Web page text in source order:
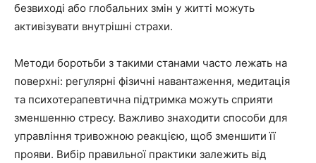
безвиході або глобальних змін у житті можуть
активізувати внутрішні страхи.
Методи боротьби з такими станами часто лежать на
поверхні: регулярні фізичні навантаження, медитація
та психотерапевтична підтримка можуть сприяти
зменшенню стресу. Важливо знаходити способи для
управління тривожною реакцією, щоб зменшити її
прояви. Вибір правильної практики залежить від